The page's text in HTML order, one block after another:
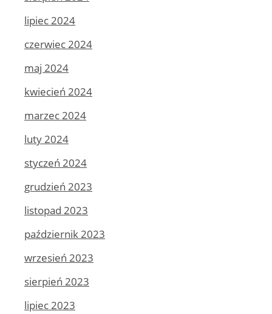
lipiec 2024
czerwiec 2024
maj 2024
kwiecień 2024
marzec 2024
luty 2024
styczeń 2024
grudzień 2023
listopad 2023
październik 2023
wrzesień 2023
sierpień 2023
lipiec 2023